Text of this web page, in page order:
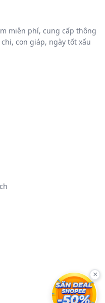
miễn phí, cung cấp thông
con giáp, ngày tốt xấu
×